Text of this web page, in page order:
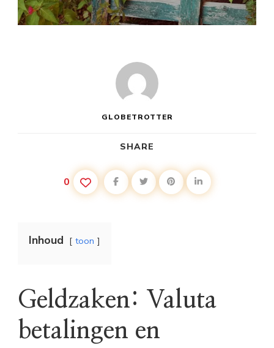
GLOBETROTTER
SHARE
0
Inhoud toon
Geldzaken: Valuta
betalingen en